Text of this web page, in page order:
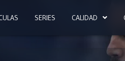
SERIES CALIDAD